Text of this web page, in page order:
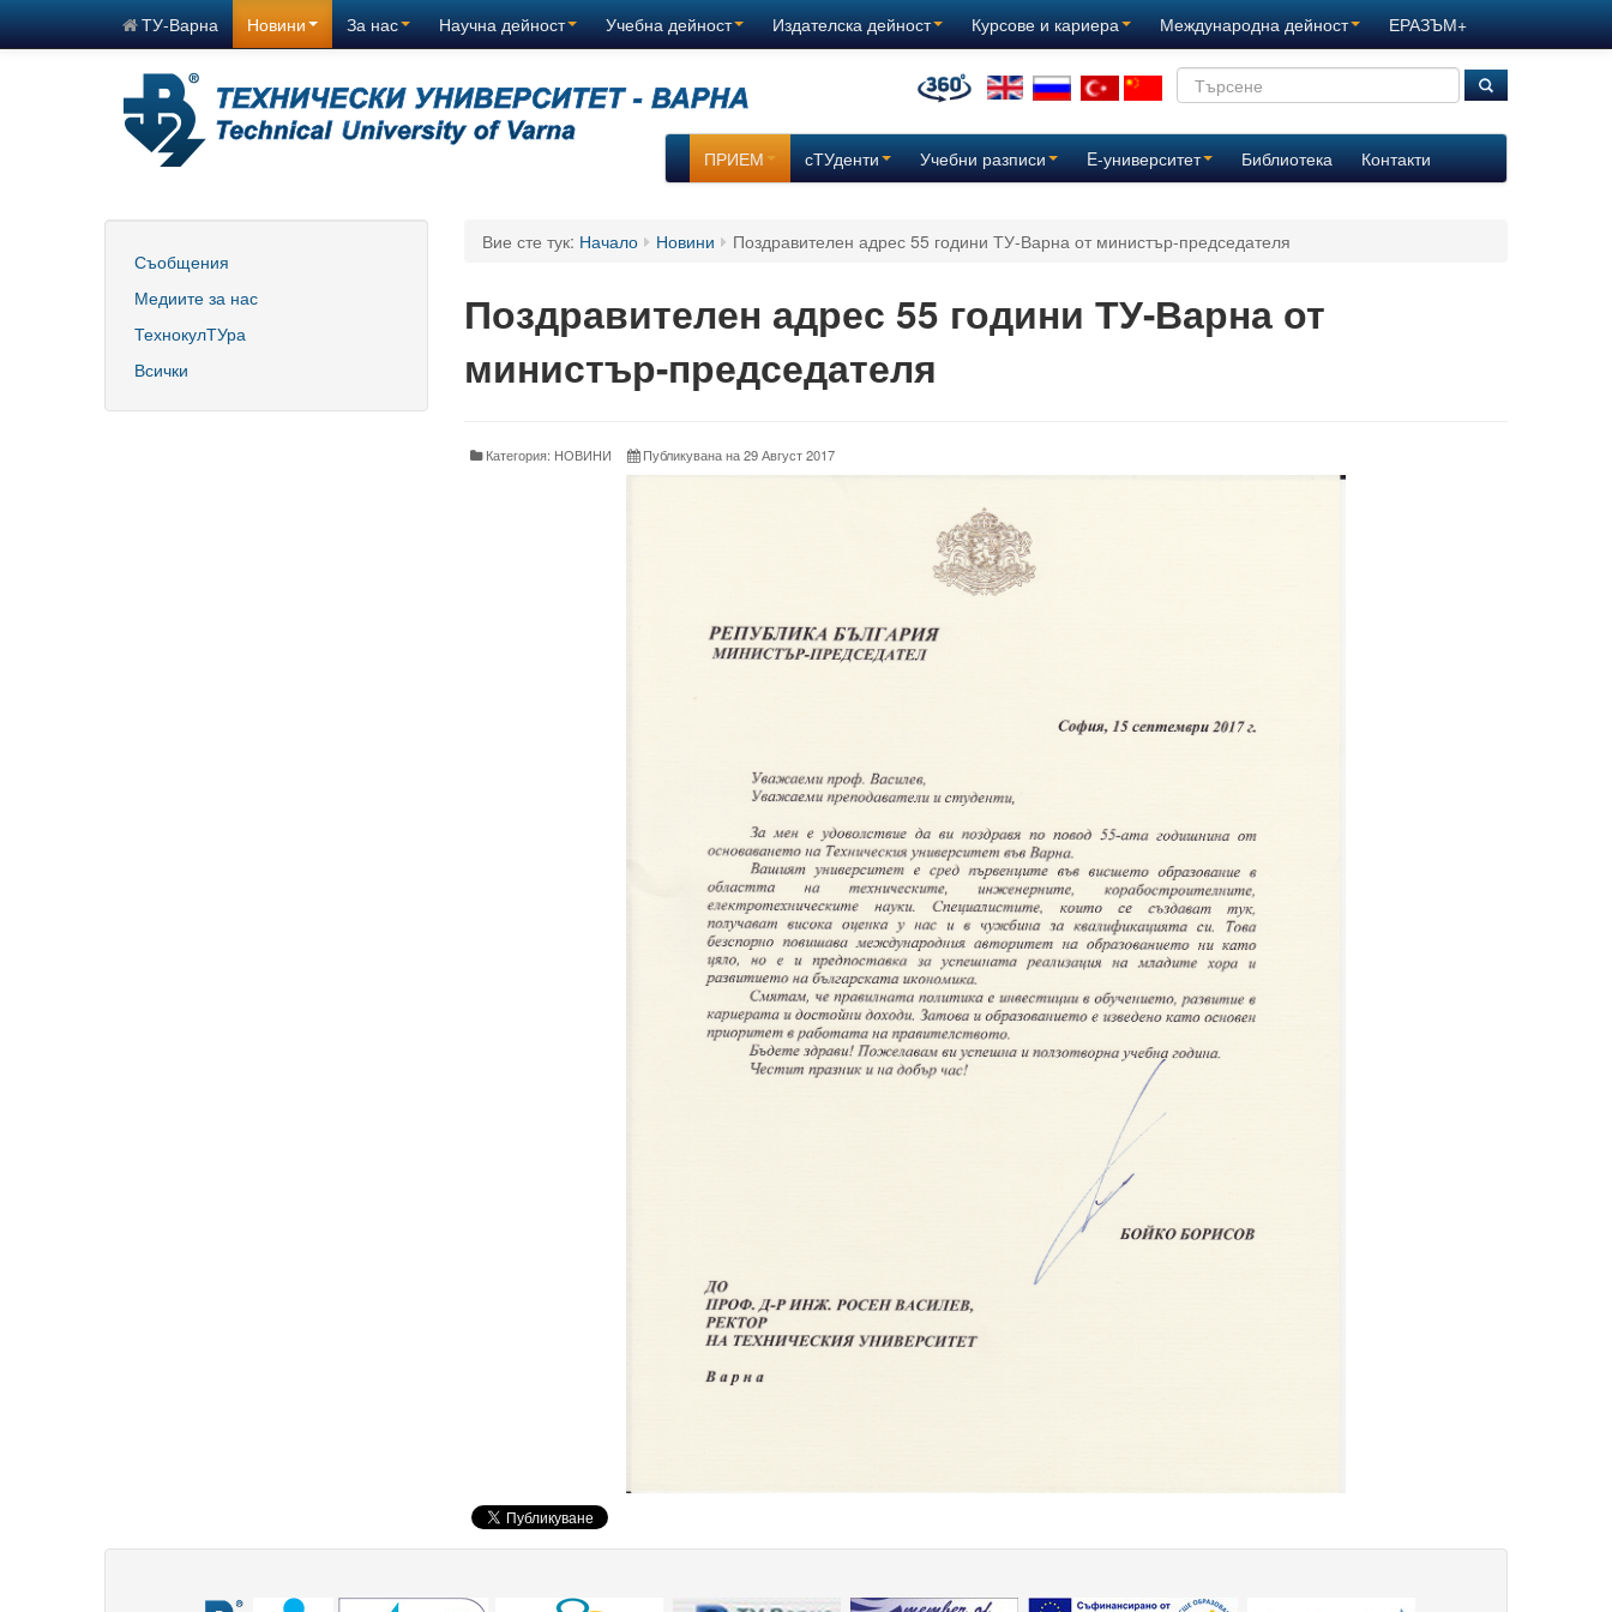
ТУ-Варна Новини За нас Научна дейност Учебна дейност Издателска дейност Курсове и кариера Международна дейност ЕРАЗЪМ+
ПРИЕМ сТУденти Учебни разписи E-университет Библиотека Контакти
Съобщения
Медиите за нас
ТехнокулТУра
Всички
Вие сте тук: Начало Новини Поздравителен адрес 55 години ТУ-Варна от министър-председателя
Поздравителен адрес 55 години ТУ-Варна от
министър-председателя
Категория: НОВИНИ Публикувана на 29 Август 2017